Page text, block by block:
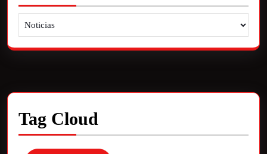
Tag Cloud